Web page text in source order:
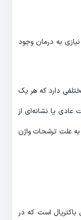
به درمان وجود
دارد که هر یک
یا نشانه‌ای از
علت ترشحات واژن
باکتریال است که در